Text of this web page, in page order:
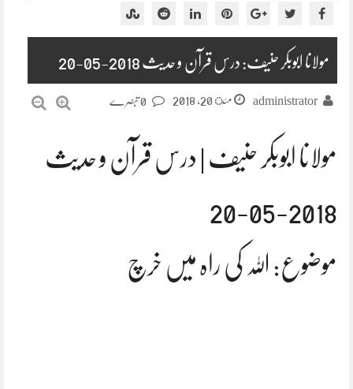
مولانا ابوبکر حنیف: درس قرآن و حدیث 2018-05-20
administrator مئ 20, 2018
مولانا ابوبکر حنیف | درس قرآن و حدیث
2018-05-20
موضوع: اللہ کی راہ میں خرچ